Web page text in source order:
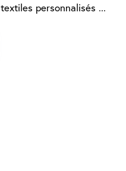
textiles personnalisés ...